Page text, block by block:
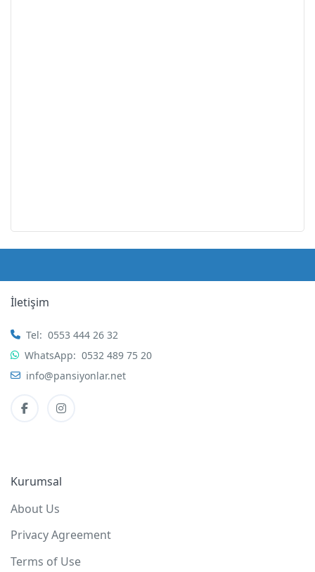
İletişim
Tel: 0553 444 26 32
WhatsApp: 0532 489 75 20
info@pansiyonlar.net
Kurumsal
About Us
Privacy Agreement
Terms of Use